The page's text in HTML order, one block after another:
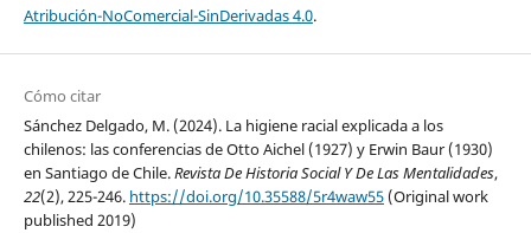
Atribución-NoComercial-SinDerivadas 4.0.
Cómo citar
Sánchez Delgado, M. (2024). La higiene racial explicada a los
chilenos: las conferencias de Otto Aichel (1927) y Erwin Baur (1930)
en Santiago de Chile.Revista De Historia Social Y De Las Mentalidades,
22(2), 225-246. https://doi.org/10.35588/5r4waw55(Original work
published 2019)